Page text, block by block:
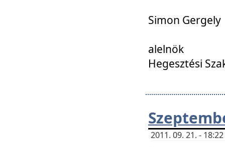
Simon Gergely
alelnök
Hegesztési
2011. 09. 21. -